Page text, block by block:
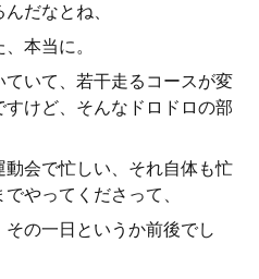
だなとね、
本当に。
いて、若干走るコースが変
けど、そんなドロドロの部
会で忙しい、それ自体も忙
やってくださって、
の一日というか前後でし